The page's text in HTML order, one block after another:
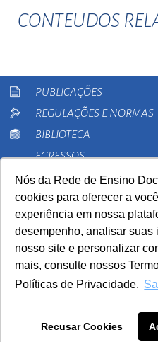
Nós da Rede de Ensino
cookies para oferecer a
experiência em nossa
desempenho, analisar suas
nosso site e personalizar
mais, consulte nossos
Políticas de Privacidade.
Recusar Cookies
CONTEUDOS
PUBLICAÇÕES
REGULAÇÕES E NORMAS
BIBLIOTECA
EGRESSOS
PESQUISA
EXTENSÃO
0800